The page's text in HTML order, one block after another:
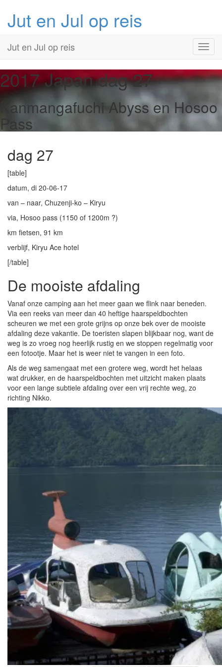
Jut en Jul op reis
Primary
Menu
content
Jut en Jul op reis
2017 Japandag 27
Kanmangafuchi Abyss en Hosoo
Pass
dag 27
[table]
datum, di 20-06-17
van – naar, Chuzenji-ko – Kiryu
via, Hosoo pass (1150 of 1200m ?)
km fietsen, 91 km
verblijf, Kiryu Ace hotel
[/table]
De mooiste afdaling
Vanaf onze camping aan het meer gaan we flink naar beneden.
Via een reeks van meer dan 40 heftige haarspeldbochten
scheuren we met een grote grijns op onze bek over de mooiste
afdaling deze vakantie. De toeristen slapen blijkbaar nog, want de
weg is zo vroeg nog heerlijk rustig en we stoppen regelmatig voor
een fotootje. Maar het is weer niet te vangen in een foto.
Als de weg samengaat met een grotere weg, wordt het helaas
wat drukker, en de haarspeldbochten met uitzicht maken plaats
voor een lange subtiele afdaling over een vrij rechte weg, zo
richting Nikko.